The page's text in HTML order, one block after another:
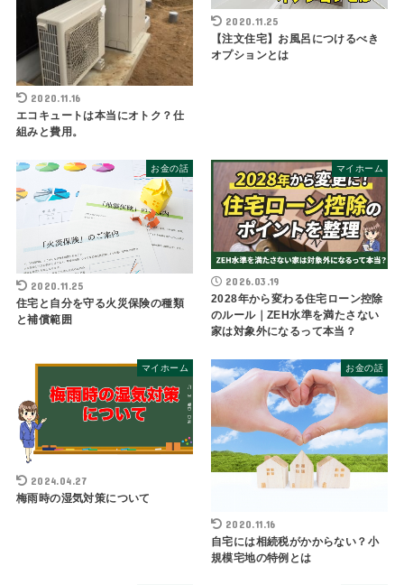
2020.11.16
エコキュートは本当にオトク？仕
組みと費用。
2020.11.25
【注文住宅】お風呂につけるべき
オプションとは
お金の話
2020.11.25
住宅と自分を守る火災保険の種類
と補償範囲
マイホーム
2026.03.19
2028年から変わる住宅ローン控除
のルール｜ZEH水準を満たさない
家は対象外になるって本当？
マイホーム
2024.04.27
梅雨時の湿気対策について
お金の話
2020.11.16
自宅には相続税がかからない？小
規模宅地の特例とは